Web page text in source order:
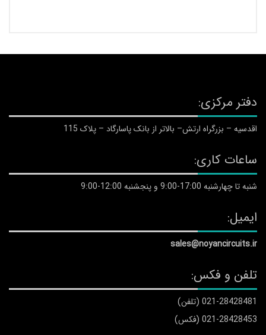
دفتر مرکزی:
اقدسیه – بزرگراه ارتش– بالاتر از بانک پاسارگاد – پلاک 115
ساعات کاری:
شنبه تا چهارشنبه 17:00-9:00 و پنجشنبه 12:00-9:00
ایمیل:
sales@noyancircuits.ir
تلفن و فکس:
021-28428481 (تلفن)
021-28428453 (فکس)